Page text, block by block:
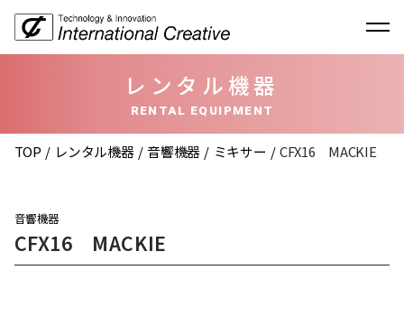
レンタル機器
RENTAL EQUIPMENT
TOP レンタル機器 音響機器 ミキサー CFX16 MACKIE
音響機器
CFX16 MACKIE